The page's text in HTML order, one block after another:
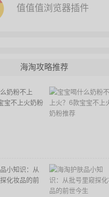
值值值浏览器插件
海淘攻略推荐
奶粉不上
宝不上火奶粉
小知识：从
化妆品的前